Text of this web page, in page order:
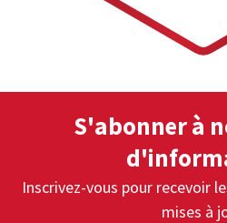
S'abonner à
Inscrivez-vous pour recevoir
mises à